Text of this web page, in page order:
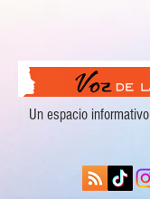
Un espacio informativo